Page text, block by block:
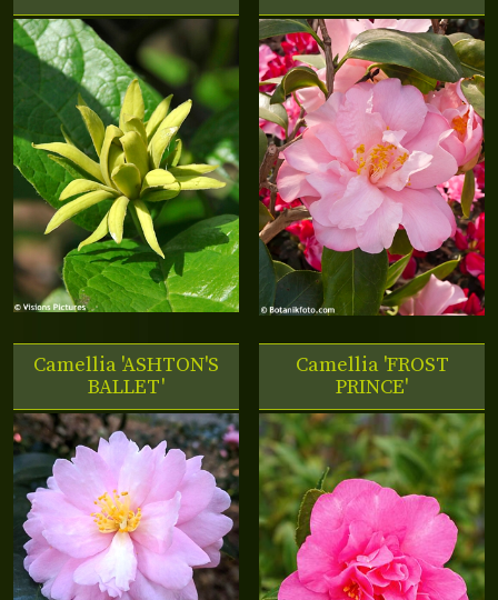
Camellia 'ASHTON'S
BALLET'
Camellia 'FROST
PRINCE'